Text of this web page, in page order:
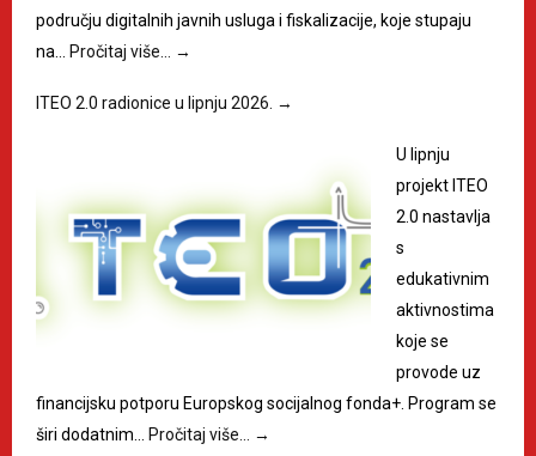
području digitalnih javnih usluga i fiskalizacije, koje stupaju
na…
Pročitaj više… →
ITEO 2.0 radionice u lipnju 2026. →
U lipnju
projekt ITEO
2.0 nastavlja
s
edukativnim
aktivnostima
koje se
provode uz
financijsku potporu Europskog socijalnog fonda+. Program se
širi dodatnim…
Pročitaj više… →